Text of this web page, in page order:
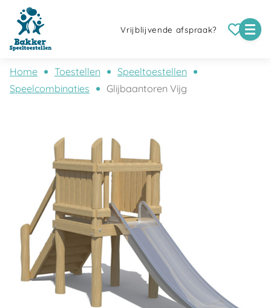
Vrijblijvende afspraak?
Home Toestellen
Speeltoestellen
Speelcombinaties
Glijbaantoren Vijg